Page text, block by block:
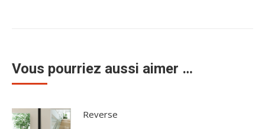
Vous pourriez aussi aimer …
Reverse